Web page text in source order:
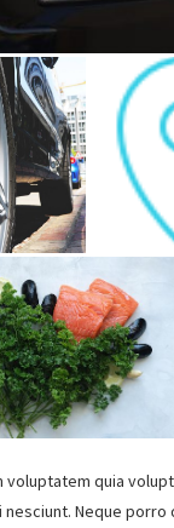
voluptatem quia
Neque